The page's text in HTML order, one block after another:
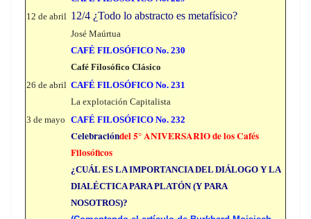
12 de abril 12/4 ¿Todo lo abstracto es metafísico?
José Maúrtua
CAFÉ FILOSÓFICO No. 230
Café Filosófico Clásico
26 de abril CAFÉ FILOSÓFICO No. 231
La explotación Capitalista
3 de mayo CAFÉ FILOSÓFICO No. 232
Celebracióndel 5° ANIVERSARIO de los Cafés
Filosóficos
¿CUÁL ES LA IMPORTANCIA DEL DIÁLOGO Y LA
DIALÉCTICA PARA PLATÓN (Y PARA
NOSOTROS)?